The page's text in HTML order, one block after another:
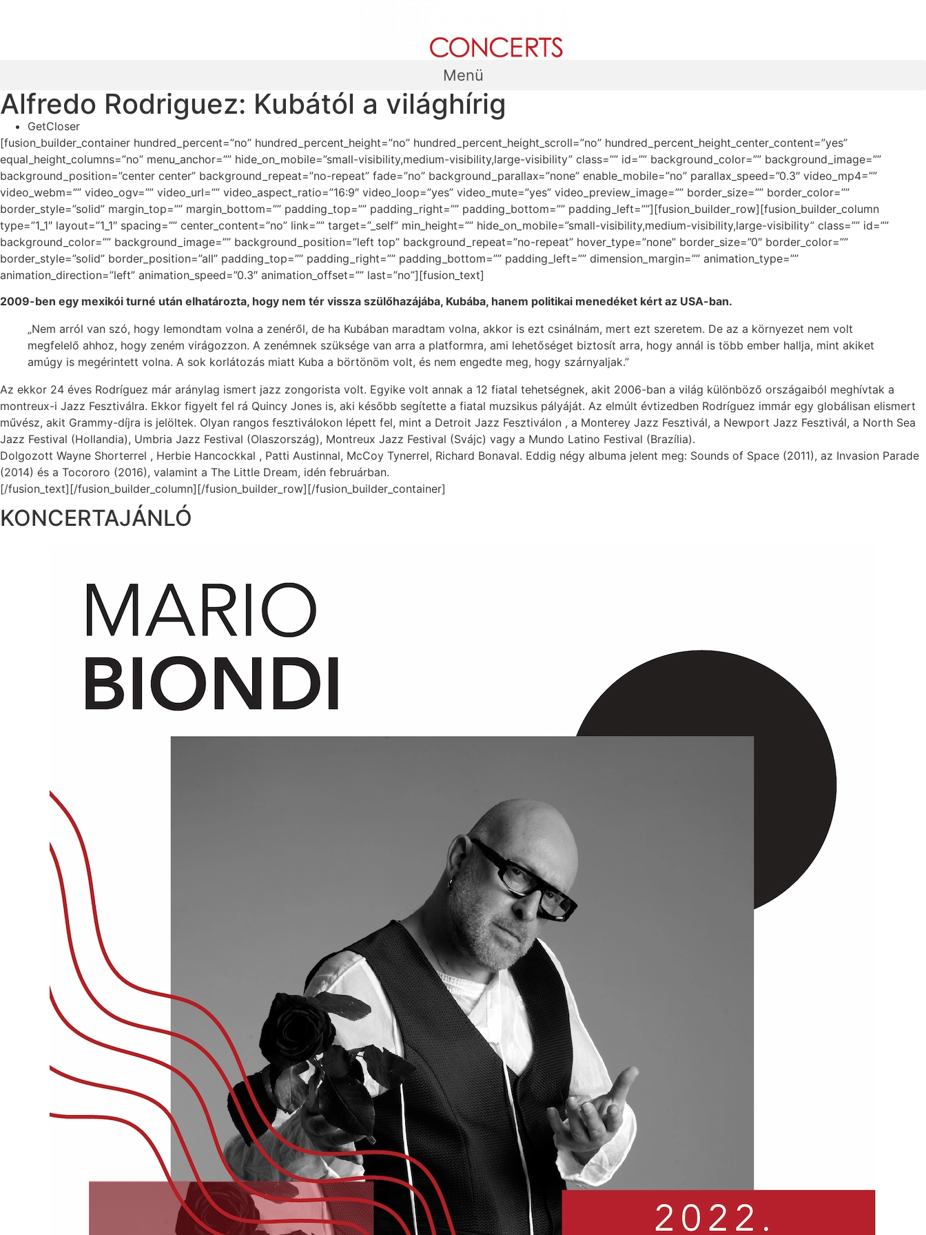
Menü
Alfredo Rodriguez: Kubától a világhírig
GetCloser
[fusion_builder_container hundred_percent=”no” hundred_percent_height=”no” hundred_percent_height_scroll=”no” hundred_percent_height_center_content=”yes”
equal_height_columns=”no” menu_anchor=”” hide_on_mobile=”small-visibility,medium-visibility,large-visibility” class=”” id=”” background_color=”” background_image=””
background_position=”center center” background_repeat=”no-repeat” fade=”no” background_parallax=”none” enable_mobile=”no” parallax_speed=”0.3″ video_mp4=””
video_webm=”” video_ogv=”” video_url=”” video_aspect_ratio=”16:9″ video_loop=”yes” video_mute=”yes” video_preview_image=”” border_size=”” border_color=””
border_style=”solid” margin_top=”” margin_bottom=”” padding_top=”” padding_right=”” padding_bottom=”” padding_left=””][fusion_builder_row][fusion_builder_column
type=”1_1″ layout=”1_1″ spacing=”” center_content=”no” link=”” target=”_self” min_height=”” hide_on_mobile=”small-visibility,medium-visibility,large-visibility” class=”” id=””
background_color=”” background_image=”” background_position=”left top” background_repeat=”no-repeat” hover_type=”none” border_size=”0″ border_color=””
border_style=”solid” border_position=”all” padding_top=”” padding_right=”” padding_bottom=”” padding_left=”” dimension_margin=”” animation_type=””
animation_direction=”left” animation_speed=”0.3″ animation_offset=”” last=”no”][fusion_text]
2009-ben egy mexikói turné után elhatározta, hogy nem tér vissza szülőhazájába, Kubába, hanem politikai menedéket kért az USA-ban.
„Nem arról van szó, hogy lemondtam volna a zenéről, de ha Kubában maradtam volna, akkor is ezt csinálnám, mert ezt szeretem. De az a környezet nem volt
megfelelő ahhoz, hogy zeném virágozzon. A zenémnek szüksége van arra a platformra, ami lehetőséget biztosít arra, hogy annál is több ember hallja, mint akiket
amúgy is megérintett volna. A sok korlátozás miatt Kuba a börtönöm volt, és nem engedte meg, hogy szárnyaljak.”
Az ekkor 24 éves Rodríguez már aránylag ismert jazz zongorista volt. Egyike volt annak a 12 fiatal tehetségnek, akit 2006-ban a világ különböző országaiból meghívtak a
montreux-i Jazz Fesztiválra. Ekkor figyelt fel rá Quincy Jones is, aki később segítette a fiatal muzsikus pályáját. Az elmúlt évtizedben Rodríguez immár egy globálisan elismert
művész, akit Grammy-díjra is jelöltek. Olyan rangos fesztiválokon lépett fel, mint a Detroit Jazz Fesztiválon , a Monterey Jazz Fesztivál, a Newport Jazz Fesztivál, a North Sea
Jazz Festival (Hollandia), Umbria Jazz Festival (Olaszország), Montreux Jazz Festival (Svájc) vagy a Mundo Latino Festival (Brazília).
Dolgozott Wayne Shorterrel , Herbie Hancockkal , Patti Austinnal, McCoy Tynerrel, Richard Bonaval. Eddig négy albuma jelent meg: Sounds of Space (2011), az Invasion Parade
(2014) és a Tocororo (2016), valamint a The Little Dream, idén februárban.
[/fusion_text][/fusion_builder_column][/fusion_builder_row][/fusion_builder_container]
KONCERTAJÁNLÓ